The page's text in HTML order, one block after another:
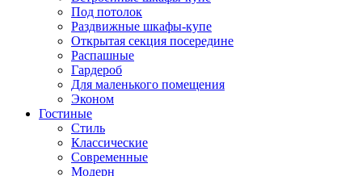
Под потолок
Раздвижные шкафы-купе
Открытая секция посередине
Распашные
Гардероб
Для маленького помещения
Эконом
Гостиные
Стиль
Классические
Современные
Модерн